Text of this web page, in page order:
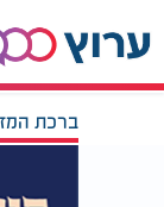
ברכת